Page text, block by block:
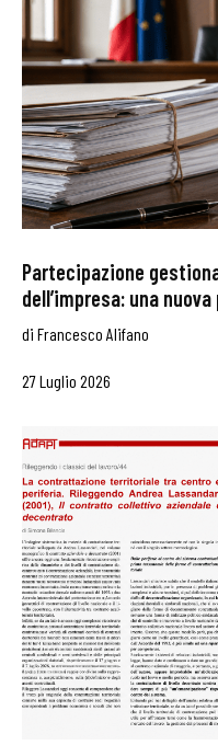
Partecipazione
dell’impresa: una
di Francesco Alifano
27 Luglio 2026